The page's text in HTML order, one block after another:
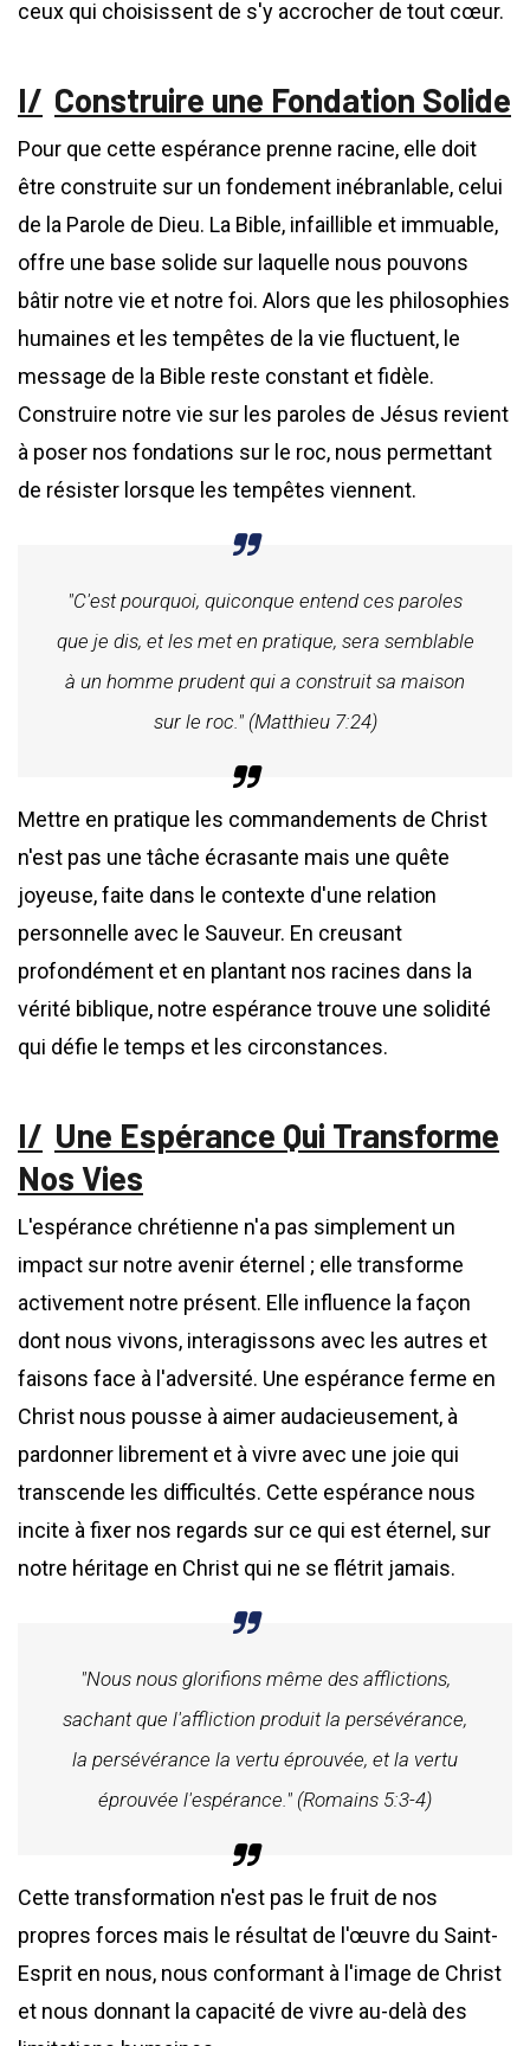
ceux qui choisissent de s'y accrocher de tout cœur.
Construire une Fondation Solide
Pour que cette espérance prenne racine, elle doit
être construite sur un fondement inébranlable, celui
de la Parole de Dieu. La Bible, infaillible et immuable,
offre une base solide sur laquelle nous pouvons
bâtir notre vie et notre foi. Alors que les philosophies
humaines et les tempêtes de la vie fluctuent, le
message de la Bible reste constant et fidèle.
Construire notre vie sur les paroles de Jésus revient
à poser nos fondations sur le roc, nous permettant
de résister lorsque les tempêtes viennent.
"C'est pourquoi, quiconque entend ces paroles
que je dis, et les met en pratique, sera semblable
à un homme prudent qui a construit sa maison
sur le roc." (Matthieu 7:24)
Mettre en pratique les commandements de Christ
n'est pas une tâche écrasante mais une quête
joyeuse, faite dans le contexte d'une relation
personnelle avec le Sauveur. En creusant
profondément et en plantant nos racines dans la
vérité biblique, notre espérance trouve une solidité
qui défie le temps et les circonstances.
Une Espérance Qui Transforme
Nos Vies
L'espérance chrétienne n'a pas simplement un
impact sur notre avenir éternel ; elle transforme
activement notre présent. Elle influence la façon
dont nous vivons, interagissons avec les autres et
faisons face à l'adversité. Une espérance ferme en
Christ nous pousse à aimer audacieusement, à
pardonner librement et à vivre avec une joie qui
transcende les difficultés. Cette espérance nous
incite à fixer nos regards sur ce qui est éternel, sur
notre héritage en Christ qui ne se flétrit jamais.
"Nous nous glorifions même des afflictions,
sachant que l'affliction produit la persévérance,
la persévérance la vertu éprouvée, et la vertu
éprouvée l'espérance." (Romains 5:3-4)
Cette transformation n'est pas le fruit de nos
propres forces mais le résultat de l'œuvre du Saint-
Esprit en nous, nous conformant à l'image de Christ
et nous donnant la capacité de vivre au-delà des